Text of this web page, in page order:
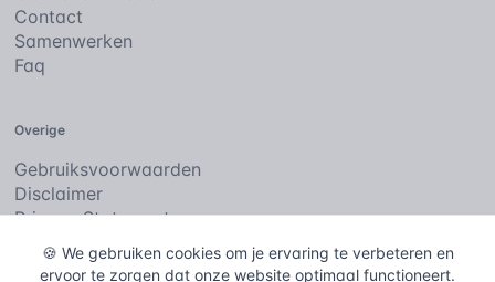
Contact
Samenwerken
Faq
Overige
Gebruiksvoorwaarden
Disclaimer
Privacy Statement
Cookies
🍪 We gebruiken cookies om je ervaring te verbeteren en
ervoor te zorgen dat onze website optimaal functioneert.